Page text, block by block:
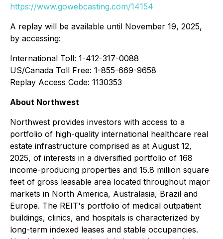
https://www.gowebcasting.com/14154
A replay will be available until November 19, 2025,
by accessing:
International Toll: 1-412-317-0088
US/Canada Toll Free: 1-855-669-9658
Replay Access Code: 1130353
About Northwest
Northwest provides investors with access to a
portfolio of high-quality international healthcare real
estate infrastructure comprised as at August 12,
2025, of interests in a diversified portfolio of 168
income-producing properties and 15.8 million square
feet of gross leasable area located throughout major
markets in North America, Australasia, Brazil and
Europe. The REIT's portfolio of medical outpatient
buildings, clinics, and hospitals is characterized by
long-term indexed leases and stable occupancies.